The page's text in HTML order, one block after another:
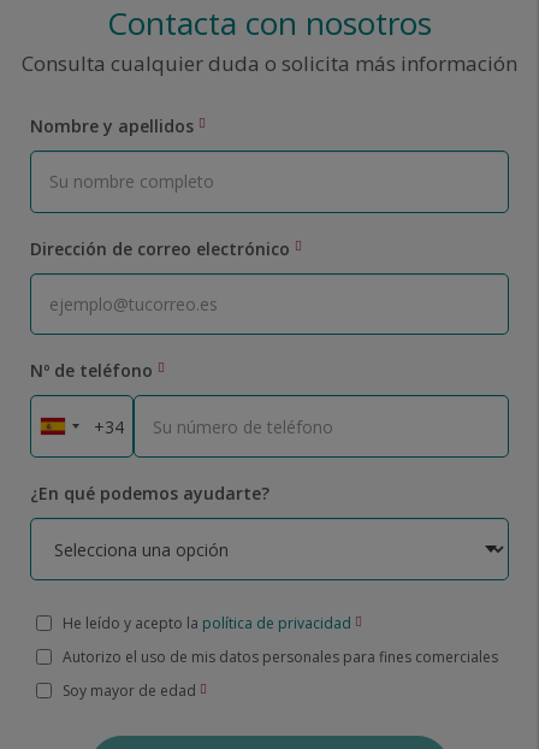
Contacta con nosotros
Consulta cualquier duda o solicita más información
Nombre y apellidos
Dirección de correo electrónico
Nº de teléfono
¿En qué podemos ayudarte?
He leído y acepto la política de privacidad
Autorizo el uso de mis datos personales para fines comerciales
Soy mayor de edad